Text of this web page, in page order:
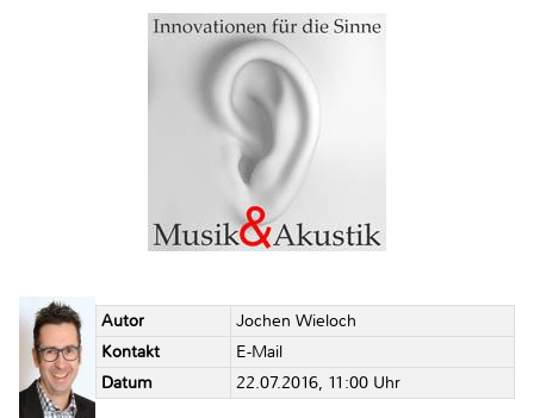
Autor
Jochen Wieloch
Kontakt
E-Mail
Datum
22.07.2016, 11:00 Uhr